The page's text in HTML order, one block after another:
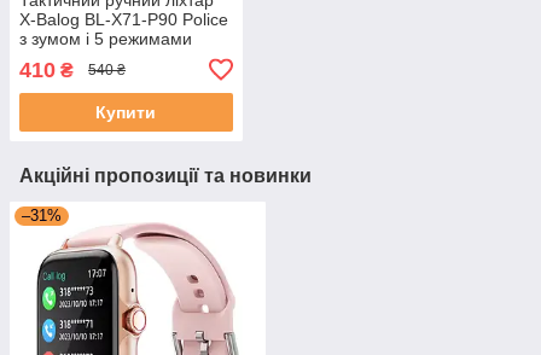
X-Balog BL-X71-P90 Police
з зумом і 5 режимами
410 ₴ 540 ₴
Купити
Акційні пропозиції та новинки
–31%